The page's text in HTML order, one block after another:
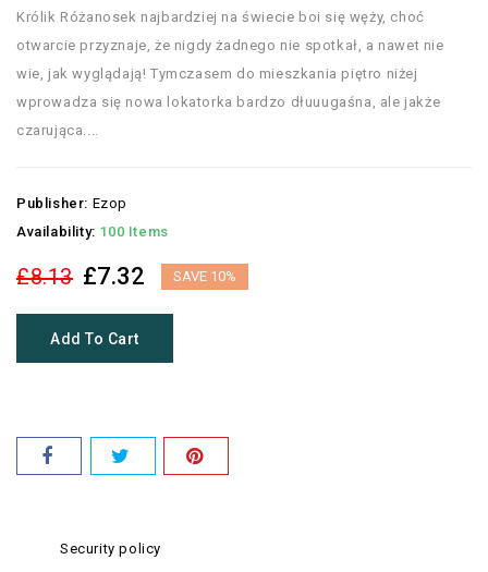
Królik Różanosek najbardziej na świecie boi się węży, choć
otwarcie przyznaje, że nigdy żadnego nie spotkał, a nawet nie
wie, jak wyglądają! Tymczasem do mieszkania piętro niżej
wprowadza się nowa lokatorka bardzo dłuuugaśna, ale jakże
czarująca....
Publisher: Ezop
Availability: 100 Items
£8.13 £7.32 SAVE 10%
Add To Cart
Security policy